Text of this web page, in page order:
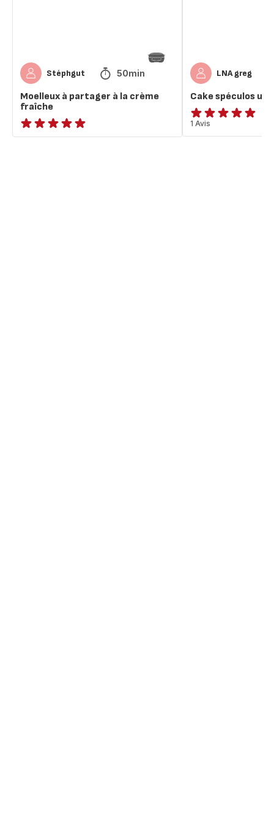
Stéphgut 50min
Moelleux à partager à la crème
fraîche
ratings.NaN
LNA greg
Cake spéculos
Avis
5
1 Avis